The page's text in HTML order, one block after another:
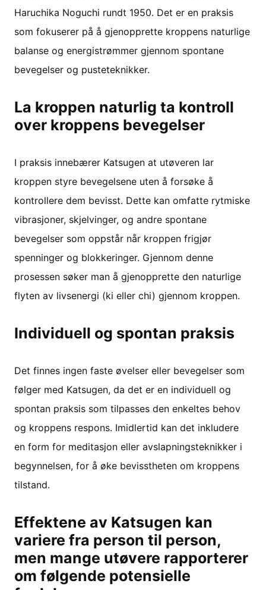
Haruchika Noguchi rundt 1950. Det er en praksis
som fokuserer på å gjenopprette kroppens naturlige
balanse og energistrømmer gjennom spontane
bevegelser og pusteteknikker.
La kroppen naturlig ta kontroll
over kroppens bevegelser
I praksis innebærer Katsugen at utøveren lar
kroppen styre bevegelsene uten å forsøke å
kontrollere dem bevisst. Dette kan omfatte rytmiske
vibrasjoner, skjelvinger, og andre spontane
bevegelser som oppstår når kroppen frigjør
spenninger og blokkeringer. Gjennom denne
prosessen søker man å gjenopprette den naturlige
flyten av livsenergi (ki eller chi) gjennom kroppen.
Individuell og spontan praksis
Det finnes ingen faste øvelser eller bevegelser som
følger med Katsugen, da det er en individuell og
spontan praksis som tilpasses den enkeltes behov
og kroppens respons. Imidlertid kan det inkludere
en form for meditasjon eller avslapningsteknikker i
begynnelsen, for å øke bevisstheten om kroppens
tilstand.
Effektene av Katsugen kan
variere fra person til person,
men mange utøvere rapporterer
om følgende potensielle